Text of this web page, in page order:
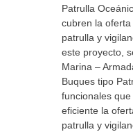
Patrulla
cubren la
patrulla y
este proyecto,
Marina –
Buques tipo
funcionales que
eficiente la
patrulla y